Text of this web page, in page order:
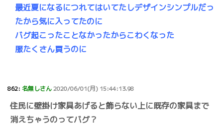
最近夏になるにつれてはいてたしデザインシンプルだっ
たから気に入ってたのに
バグ起こったことなかったからこわくなった
服たくさん買うのに
862: 名無しさん2020/06/01(月) 15:44:13.98
住民に壁掛け家具あげると飾らない上に既存の家具まで
消えちゃうのってバグ？